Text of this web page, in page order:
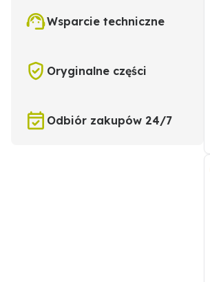
Wsparcie techniczne
Oryginalne części
Odbiór zakupów 24/7